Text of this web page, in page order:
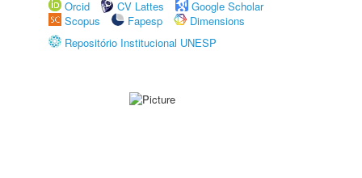
Orcid
CV Lattes
Google Scholar
Scopus
Fapesp
Dimensions
Repositório Institucional UNESP